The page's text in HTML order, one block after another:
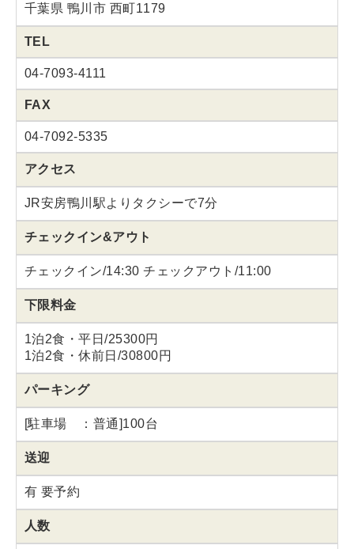
千葉県 鴨川市 西町1179
TEL
04-7093-4111
FAX
04-7092-5335
アクセス
JR安房鴨川駅よりタクシーで7分
チェックイン&アウト
チェックイン/14:30 チェックアウト/11:00
下限料金
1泊2食・平日/25300円
1泊2食・休前日/30800円
パーキング
[駐車場 ：普通]100台
送迎
有 要予約
人数